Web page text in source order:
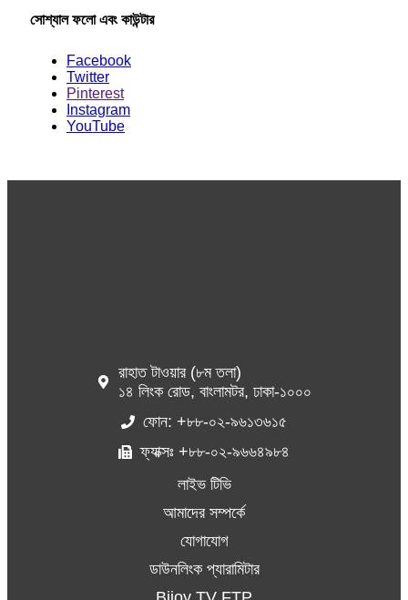
সোশ্যাল ফলো এবং কাউন্টার
Facebook
Twitter
Pinterest
Instagram
YouTube
রাহাত টাওয়ার (৮ম তলা)
১৪ লিংক রোড, বাংলামটর, ঢাকা-১০০০
ফোন: +৮৮-০২-৯৬১৩৬১৫
ফ্যাক্সঃ +৮৮-০২-৯৬৬৪৯৮৪
লাইভ টিভি
আমাদের সম্পর্কে
যোগাযোগ
ডাউনলিংক প্যারামিটার